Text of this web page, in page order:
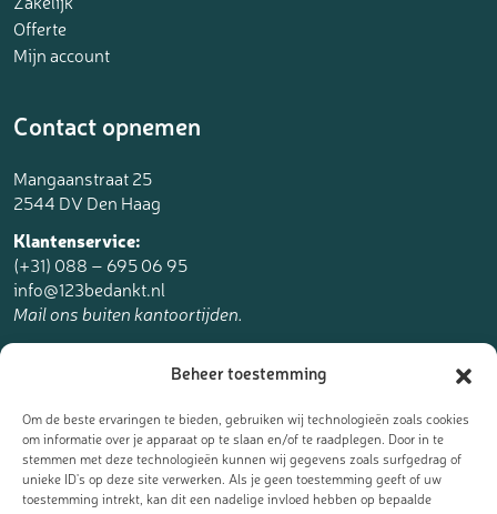
Beheer toestemming
Om de beste ervaringen te bieden, gebruiken wij technologieën zoals cookies
om informatie over je apparaat op te slaan en/of te raadplegen. Door in te
stemmen met deze technologieën kunnen wij gegevens zoals surfgedrag of
unieke ID's op deze site verwerken. Als je geen toestemming geeft of uw
toestemming intrekt, kan dit een nadelige invloed hebben op bepaalde
Offerte
Mijn account
Contact opnemen
Mangaanstraat 25
2544 DV Den Haag
Klantenservice:
(+31) 088 – 695 06 95
info@123bedankt.nl
Mail ons buiten kantoortijden.
123bedankt.nl is een onderdeel van